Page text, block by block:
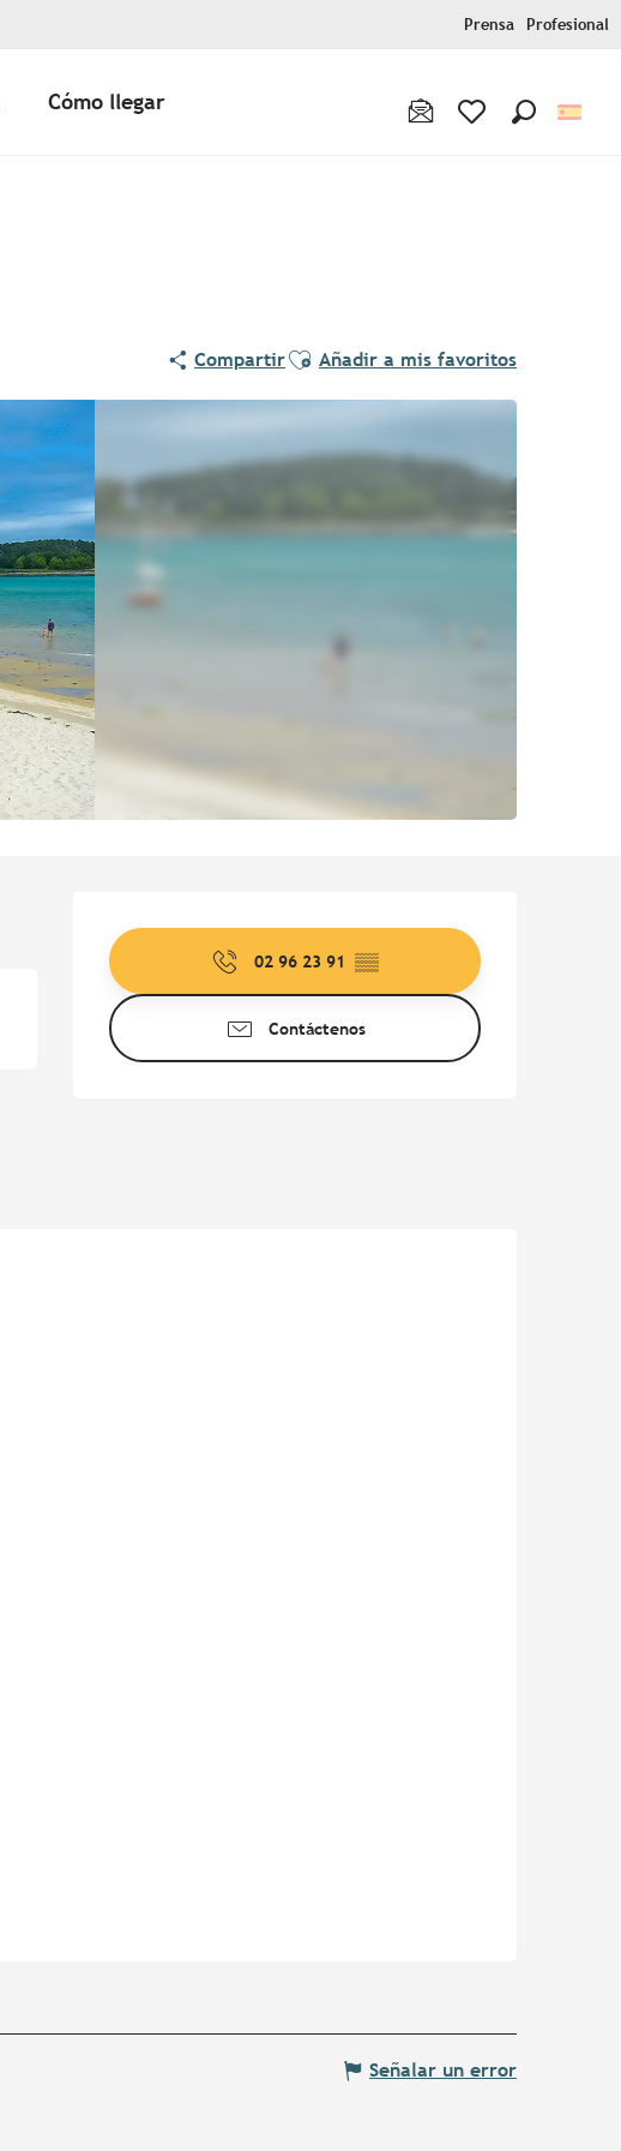
Prensa Profesional
Cómo llegar
CompartirAjouter aux favoris
Añadir a mis favoritos
Horarios y datos de
02 96 23 91 ▒▒
Contáctenos
Señalar un error